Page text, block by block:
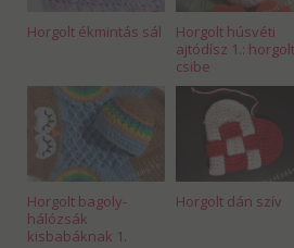
Horgolt ékmintás sál
Horgolt húsvéti
ajtódísz 1.: horgolt
csibe
Horgolt bagoly-
hálózsák
kisbabáknak 1.
Horgolt dán szív